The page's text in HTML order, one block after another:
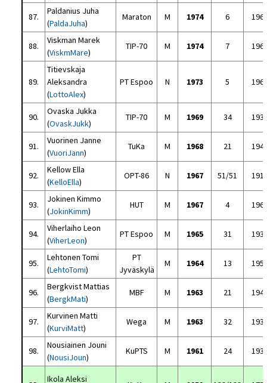
87.
Paldanius Juha
(PaldaJuha)
Maraton M 1974 6
88.
Viskman Marek
(ViskmMare)
TIP-70 M 1974 7
89.
Titievskaja
Aleksandra
(LottoAlex)
PT Espoo N 1973 5
90.
Ovaska Jukka
(OvaskJukk)
TIP-70 M 1969 34
91.
Vuorinen Janne
(VuoriJann)
TuKa M 1968 21
92.
Kellow Ella
(KelloElla)
OPT-86 N 1967 51/51
93.
Jokinen Kimmo
(JokinKimm)
HUT M 1967 4
94.
Viherlaiho Leon
(ViherLeon)
PT Espoo M 1965 31
95.
Lehtonen Tomi
(LehtoTomi)
PT
Jyväskylä
M 1964 13
96.
Bergkvist Mattias
(BergkMati)
MBF M 1963 21
97.
Kurvinen Matti
(KurviMatt)
Wega M 1963 32
98.
Nousiainen Jouni
(NousiJoun)
KuPTS M 1961 24
Ikola Aleksi